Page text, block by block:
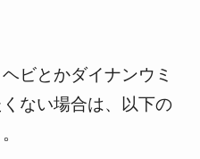
ビとかダイナンウミ
ない場合は、以下の